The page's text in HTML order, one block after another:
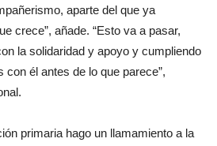
aparte del que ya
crece”, añade. “Esto va a pasar,
la solidaridad y apoyo y cumpliendo
él antes de lo que parece”,
primaria hago un llamamiento a la